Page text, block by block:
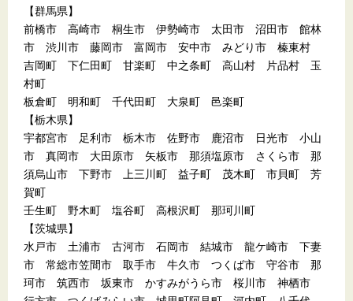
【群馬県】
前橋市 高崎市 桐生市 伊勢崎市 太田市 沼田市 館林
市 渋川市 藤岡市 富岡市 安中市 みどり市 榛東村
吉岡町 下仁田町 甘楽町 中之条町 高山村 片品村 玉
村町
板倉町 明和町 千代田町 大泉町 邑楽町
【栃木県】
宇都宮市 足利市 栃木市 佐野市 鹿沼市 日光市 小山
市 真岡市 大田原市 矢板市 那須塩原市 さくら市 那
須烏山市 下野市 上三川町 益子町 茂木町 市貝町 芳
賀町
壬生町 野木町 塩谷町 高根沢町 那珂川町
【茨城県】
水戸市 土浦市 古河市 石岡市 結城市 龍ケ崎市 下妻
市 常総市笠間市 取手市 牛久市 つくば市 守谷市 那
珂市 筑西市 坂東市 かすみがうら市 桜川市 神栖市